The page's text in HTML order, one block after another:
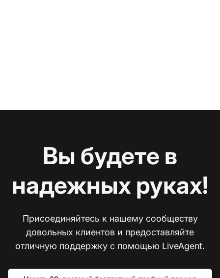
Вы будете в
надежных руках!
Присоединяйтесь к нашему сообществу
довольных клиентов и предоставляйте
отличную поддержку с помощью LiveAgent.